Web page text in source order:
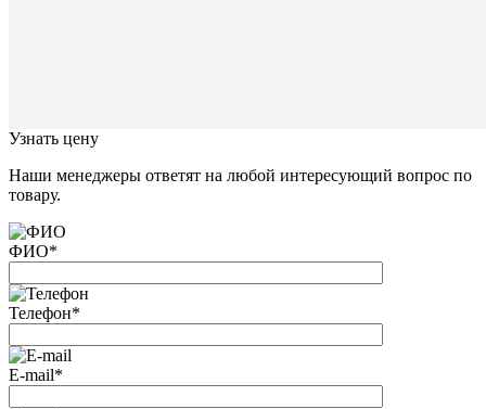
Узнать цену
Наши менеджеры ответят на любой интересующий вопрос по
товару.
ФИО*
Телефон*
E-mail*